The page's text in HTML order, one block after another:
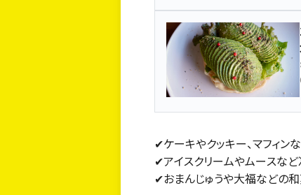
✔︎ケーキやクッキー、マフィン
✔︎アイスクリームやムースな
✔︎おまんじゅうや大福などの